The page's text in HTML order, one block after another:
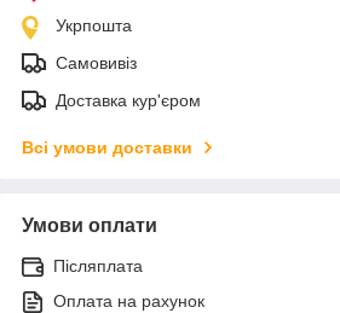
Укрпошта
Самовивіз
Доставка кур'єром
Всі умови доставки
Умови оплати
Післяплата
Оплата на рахунок